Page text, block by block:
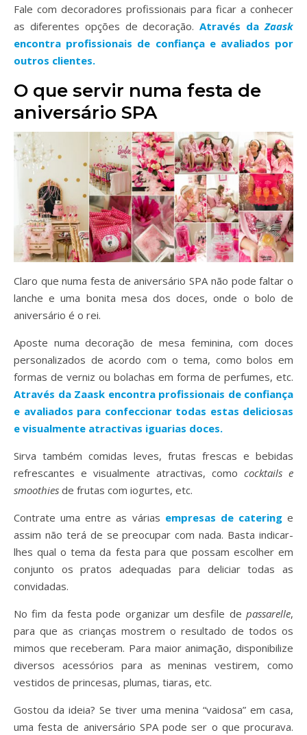
Fale com decoradores profissionais para ficar a conhecer
as diferentes opções de decoração.Através daZaask
encontra profissionais de confiança e avaliados por
outros clientes.
O que servir numa festa de
aniversário SPA
Claro que numa festa de aniversário SPA não pode faltar o
lanche e uma bonita mesa dos doces, onde o bolo de
aniversário é o rei.
Aposte numa decoração de mesa feminina, com doces
personalizados de acordo com o tema, como bolos em
formas de verniz ou bolachas em forma de perfumes, etc.
Através da Zaask encontra profissionais de confiança
e avaliados para confeccionar todas estas deliciosas
e visualmente atractivas iguarias doces.
Sirva também comidas leves, frutas frescas e bebidas
refrescantes e visualmente atractivas, como cocktails e
smoothies de frutas com iogurtes, etc.
Contrate uma entre as várias empresas de cateringe
assim não terá de se preocupar com nada. Basta indicar-
lhes qual o tema da festa para que possam escolher em
conjunto os pratos adequadas para deliciar todas as
convidadas.
No fim da festa pode organizar um desfile de passarelle,
para que as crianças mostrem o resultado de todos os
mimos que receberam. Para maior animação, disponibilize
diversos acessórios para as meninas vestirem, como
vestidos de princesas, plumas, tiaras, etc.
Gostou da ideia? Se tiver uma menina “vaidosa” em casa,
uma festa de aniversário SPA pode ser o que procurava.